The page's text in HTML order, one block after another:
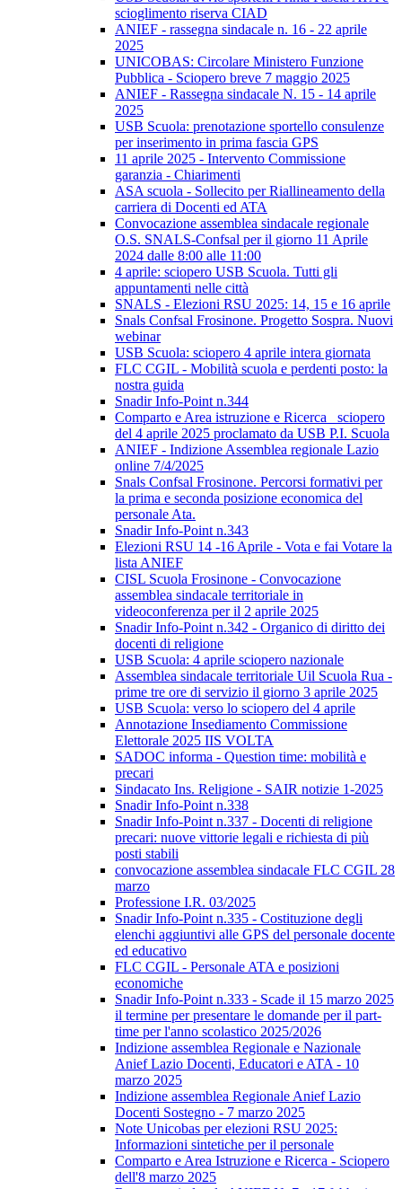
scioglimento riserva CIAD
ANIEF - rassegna sindacale n. 16 - 22 aprile
2025
UNICOBAS: Circolare Ministero Funzione
Pubblica - Sciopero breve 7 maggio 2025
ANIEF - Rassegna sindacale N. 15 - 14 aprile
2025
USB Scuola: prenotazione sportello consulenze
per inserimento in prima fascia GPS
11 aprile 2025 - Intervento Commissione
garanzia - Chiarimenti
ASA scuola - Sollecito per Riallineamento della
carriera di Docenti ed ATA
Convocazione assemblea sindacale regionale
O.S. SNALS-Confsal per il giorno 11 Aprile
2024 dalle 8:00 alle 11:00
4 aprile: sciopero USB Scuola. Tutti gli
appuntamenti nelle città
SNALS - Elezioni RSU 2025: 14, 15 e 16 aprile
Snals Confsal Frosinone. Progetto Sospra. Nuovi
webinar
USB Scuola: sciopero 4 aprile intera giornata
FLC CGIL - Mobilità scuola e perdenti posto: la
nostra guida
Snadir Info-Point n.344
Comparto e Area istruzione e Ricerca_ sciopero
del 4 aprile 2025 proclamato da USB P.I. Scuola
ANIEF - Indizione Assemblea regionale Lazio
online 7/4/2025
Snals Confsal Frosinone. Percorsi formativi per
la prima e seconda posizione economica del
personale Ata.
Snadir Info-Point n.343
Elezioni RSU 14 -16 Aprile - Vota e fai Votare la
lista ANIEF
CISL Scuola Frosinone - Convocazione
assemblea sindacale territoriale in
videoconferenza per il 2 aprile 2025
Snadir Info-Point n.342 - Organico di diritto dei
docenti di religione
USB Scuola: 4 aprile sciopero nazionale
Assemblea sindacale territoriale Uil Scuola Rua -
prime tre ore di servizio il giorno 3 aprile 2025
USB Scuola: verso lo sciopero del 4 aprile
Annotazione Insediamento Commissione
Elettorale 2025 IIS VOLTA
SADOC informa - Question time: mobilità e
precari
Sindacato Ins. Religione - SAIR notizie 1-2025
Snadir Info-Point n.338
Snadir Info-Point n.337 - Docenti di religione
precari: nuove vittorie legali e richiesta di più
posti stabili
convocazione assemblea sindacale FLC CGIL 28
marzo
Professione I.R. 03/2025
Snadir Info-Point n.335 - Costituzione degli
elenchi aggiuntivi alle GPS del personale docente
ed educativo
FLC CGIL - Personale ATA e posizioni
economiche
Snadir Info-Point n.333 - Scade il 15 marzo 2025
il termine per presentare le domande per il part-
time per l'anno scolastico 2025/2026
Indizione assemblea Regionale e Nazionale
Anief Lazio Docenti, Educatori e ATA - 10
marzo 2025
Indizione assemblea Regionale Anief Lazio
Docenti Sostegno - 7 marzo 2025
Note Unicobas per elezioni RSU 2025:
Informazioni sintetiche per il personale
Comparto e Area Istruzione e Ricerca - Sciopero
dell'8 marzo 2025